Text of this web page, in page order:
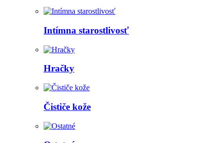
Intímna starostlivosť
Hračky
Čističe kože